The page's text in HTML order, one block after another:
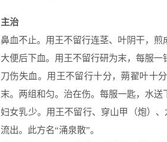
主治
鼻血不止。用王不留行连茎、叶阴干，煎
大便后下血。用王不留行研为末，每服一
刀伤失血。用王不留行十分，蒴翟叶十
末。两组和匀。治在伤。每服一匙，水
妇女乳少。用王不留行、穿山甲（炮）
流出。此方名“涌泉散”。